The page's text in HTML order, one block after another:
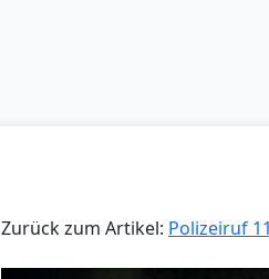
Zurück zum Artikel: Polizeiruf